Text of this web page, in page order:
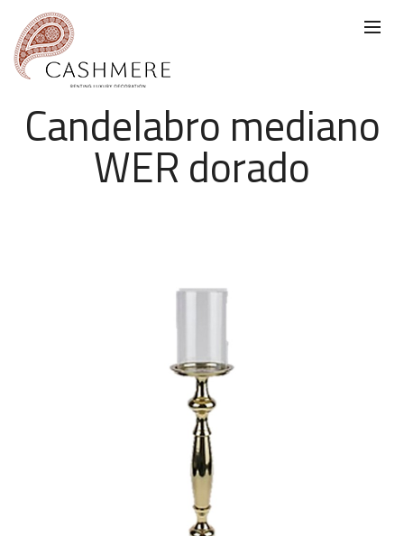
Candelabro mediano
WER dorado